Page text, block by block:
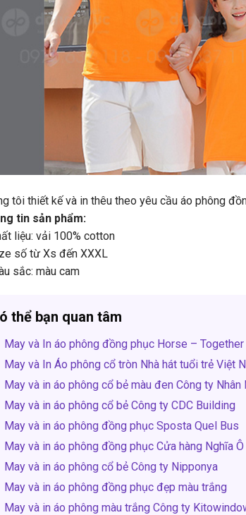
tôi thiết kế và in thêu theo yêu cầu áo phông
tin sản phẩm:
liệu: vải 100% cotton
số từ Xs đến XXXL
sắc: màu cam
thể bạn quan tâm
May và In áo phông đồng phục Horse –
May và In Áo phông cổ tròn Nhà hát tuổi trẻ Việt
May và in áo phông cổ bẻ màu đen Công ty Nhân
May và in áo phông cổ bẻ Công ty CDC Building
May và in áo phông đồng phục Sposta Quel Bus
May và in áo phông đồng phục Cửa hàng Nghĩa Ô
May và in áo phông cổ bẻ Công ty Nipponya
May và in áo phông đồng phục đẹp màu trắng
May và in áo phông màu trắng Công ty